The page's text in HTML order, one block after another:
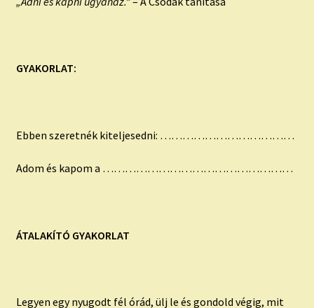
GYAKORLAT:
Ebben szeretnék kiteljesedni: ………………………………
Adom és kapom a ……………………………………………
ÁTALAKÍTÓ GYAKORLAT
Legyen egy nyugodt fél órád, ülj le és gondold végig, mit